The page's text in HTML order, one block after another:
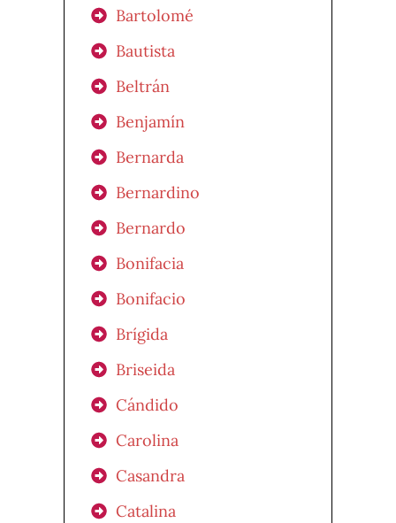
Bartolomé
Bautista
Beltrán
Benjamín
Bernarda
Bernardino
Bernardo
Bonifacia
Bonifacio
Brígida
Briseida
Cándido
Carolina
Casandra
Catalina